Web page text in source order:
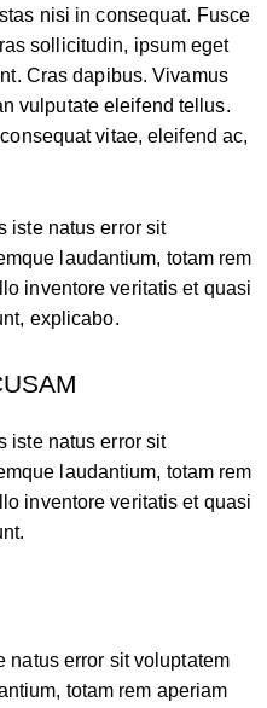
nisi in consequat. Fusce
sollicitudin, ipsum eget
Cras dapibus. Vivamus
vulputate eleifend tellus.
vitae, eleifend ac,
iste natus error sit
laudantium, totam rem
inventore veritatis et quasi
explicabo.
iste natus error sit
laudantium, totam rem
inventore veritatis et quasi
natus error sit voluptatem
totam rem aperiam